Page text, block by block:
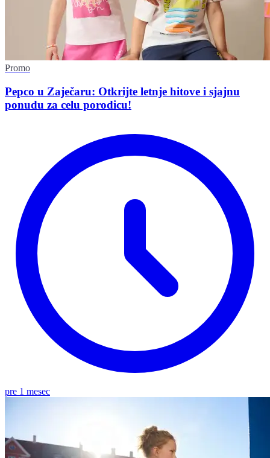
Promo
Pepco u Zaječaru: Otkrijte letnje hitove i sjajnu
ponudu za celu porodicu!
pre 1 mesec